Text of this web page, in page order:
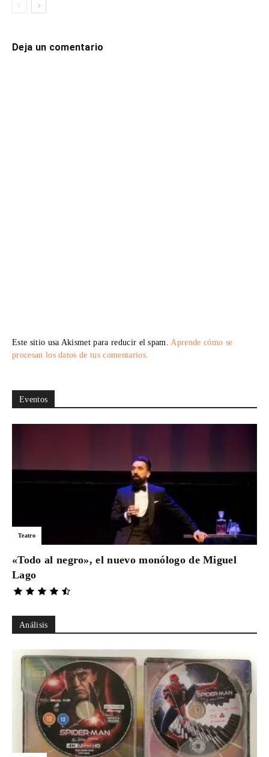
Deja un comentario
Este sitio usa Akismet para reducir el spam. Aprende cómo se
procesan los datos de tus comentarios.
Eventos
Teatro
«Todo al negro», el nuevo monólogo de Miguel
Lago
Análisis